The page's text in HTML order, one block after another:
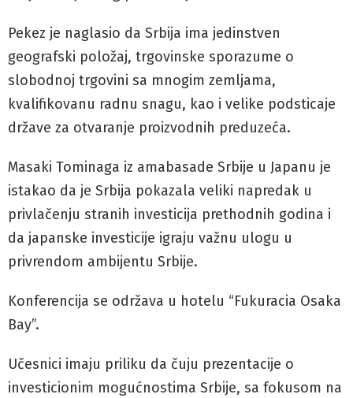
Pekez je naglasio da Srbija ima jedinstven
geografski položaj, trgovinske sporazume o
slobodnoj trgovini sa mnogim zemljama,
kvalifikovanu radnu snagu, kao i velike podsticaje
države za otvaranje proizvodnih preduzeća.
Masaki Tominaga iz amabasade Srbije u Japanu je
istakao da je Srbija pokazala veliki napredak u
privlačenju stranih investicija prethodnih godina i
da japanske investicije igraju važnu ulogu u
privrendom ambijentu Srbije.
Konferencija se održava u hotelu “Fukuracia Osaka
Bay”.
Učesnici imaju priliku da čuju prezentacije o
investicionim mogućnostima Srbije, sa fokusom na